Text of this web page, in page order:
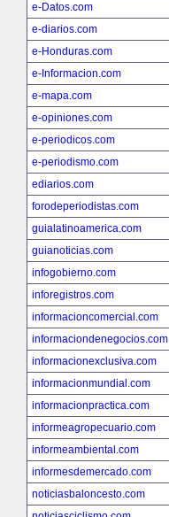
e-Datos.com
e-diarios.com
e-Honduras.com
e-Informacion.com
e-mapa.com
e-opiniones.com
e-periodicos.com
e-periodismo.com
ediarios.com
forodeperiodistas.com
guialatinoamerica.com
guianoticias.com
infogobierno.com
inforegistros.com
informacioncomercial.com
informaciondenegocios.com
informacionexclusiva.com
informacionmundial.com
informacionpractica.com
informeagropecuario.com
informeambiental.com
informesdemercado.com
noticiasbaloncesto.com